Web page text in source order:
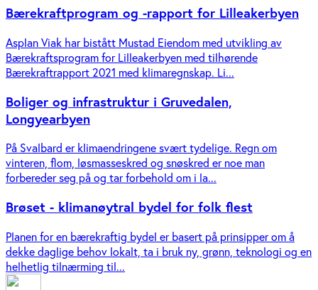
Bærekraftprogram og -rapport for Lilleakerbyen
Asplan Viak har bistått Mustad Eiendom med utvikling av
Bærekraftsprogram for Lilleakerbyen med tilhørende
Bærekraftrapport 2021 med klimaregnskap. Li...
Boliger og infrastruktur i Gruvedalen,
Longyearbyen
På Svalbard er klimaendringene svært tydelige. Regn om
vinteren, flom, løsmasseskred og snøskred er noe man
forbereder seg på og tar forbehold om i la...
Brøset - klimanøytral bydel for folk flest
Planen for en bærekraftig bydel er basert på prinsipper om å
dekke daglige behov lokalt, ta i bruk ny, grønn, teknologi og en
helhetlig tilnærming til...